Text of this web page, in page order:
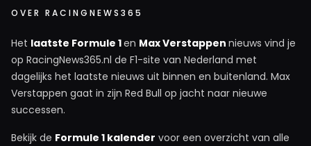
OVER RACINGNEWS365
Het laatste Formule 1en Max Verstappen nieuws vind je
op RacingNews365.nl de F1-site van Nederland met
dagelijks het laatste nieuws uit binnen en buitenland. Max
Verstappen gaat in zijn Red Bull op jacht naar nieuwe
successen.
Bekijk de Formule 1 kalender voor een overzicht van alle